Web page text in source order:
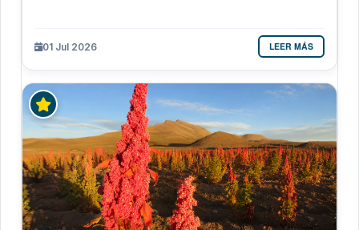
01 Jul 2026 LEER MÁS